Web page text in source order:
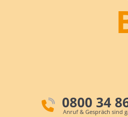
0800 34
Anruf & Gespräch sind